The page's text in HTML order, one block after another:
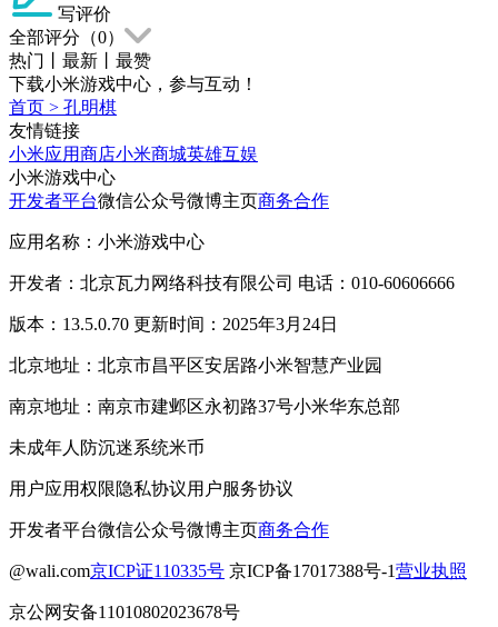
写评价
全部评分（0）
热门
最新
最赞
下载小米游戏中心，参与互动！
首页 > 孔明棋
友情链接
小米应用商店小米商城英雄互娱
小米游戏中心
开发者平台微信公众号微博主页商务合作
应用名称：小米游戏中心
开发者：北京瓦力网络科技有限公司 电话：010-60606666
版本：13.5.0.70 更新时间：2025年3月24日
北京地址：北京市昌平区安居路小米智慧产业园
南京地址：南京市建邺区永初路37号小米华东总部
未成年人防沉迷系统米币
用户应用权限隐私协议用户服务协议
开发者平台微信公众号微博主页商务合作
@wali.com京ICP证110335号 京ICP备17017388号-1营业执照
京公网安备11010802023678号